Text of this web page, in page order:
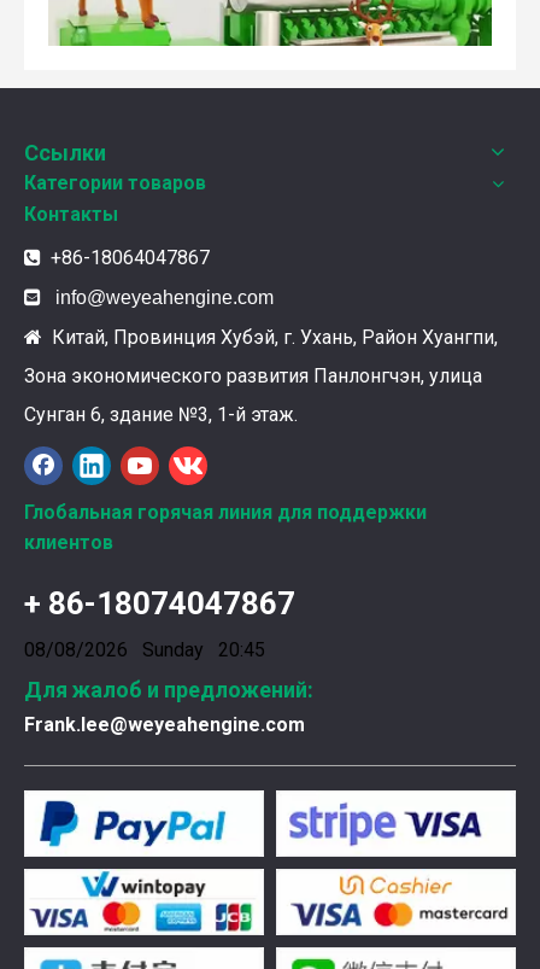
В этот полный веселья и уюта момент, 25 декабря
Подшипники шатунных коленчатых валов Weyeah
Введена в эксплуатацию установка нового поколения на базе Jenbacher J624
Генераторная установка на природном газе,
Ссылки
Категории товаров
Контакты
 +86-18064047867
 info@weyeahengine.com
 Китай, Провинция Хубэй, г. Ухань, Район Хуангпи,
Зона экономического развития Панлонгчэн, улица
Сунган 6, здание №3, 1-й этаж.
Глобальная горячая линия для поддержки
клиентов
+ 86-18074047867
08/08/2026 Sunday 20:45
Для жалоб и предложений:
Frank.lee@weyeahengine.com